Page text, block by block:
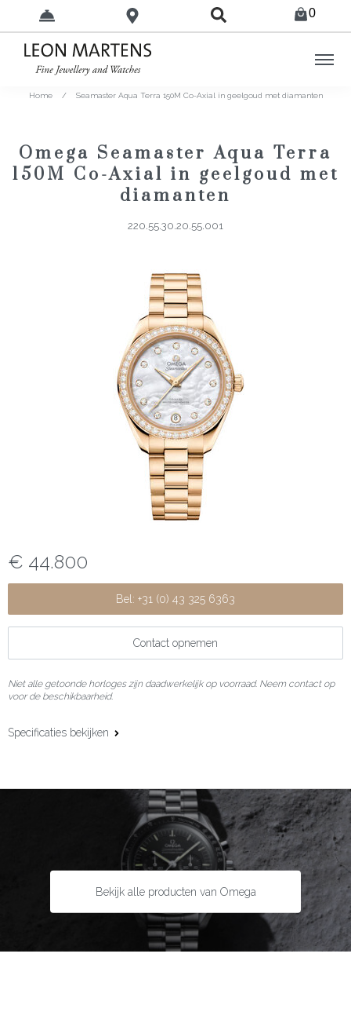
0
Home / Seamaster Aqua Terra 150M Co-Axial in geelgoud met diamanten
Omega Seamaster Aqua Terra
150M Co-Axial in geelgoud met
diamanten
220.55.30.20.55.001
€ 44.800
Bel: +31 (0) 43 325 6363
Contact opnemen
Niet alle getoonde horloges zijn daadwerkelijk op voorraad. Neem contact op
voor de beschikbaarheid.
Specificaties bekijken
Automatisch
Omega 8751
48 uur
Datumfunctie
Geelgoud
Vlindersluiting
Bekijk alle producten van Omega